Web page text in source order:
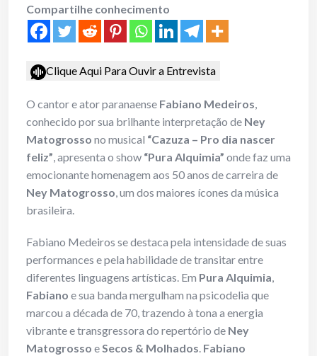
Compartilhe conhecimento
Clique Aqui Para Ouvir a Entrevista
O cantor e ator paranaense Fabiano Medeiros,
conhecido por sua brilhante interpretação de Ney
Matogrosso no musical “Cazuza – Pro dia nascer
feliz”, apresenta o show “Pura Alquimia” onde faz uma
emocionante homenagem aos 50 anos de carreira de
Ney Matogrosso, um dos maiores ícones da música
brasileira.
Fabiano Medeiros se destaca pela intensidade de suas
performances e pela habilidade de transitar entre
diferentes linguagens artísticas. Em Pura Alquimia,
Fabiano e sua banda mergulham na psicodelia que
marcou a década de 70, trazendo à tona a energia
vibrante e transgressora do repertório de Ney
Matogrosso eSecos & Molhados. Fabiano